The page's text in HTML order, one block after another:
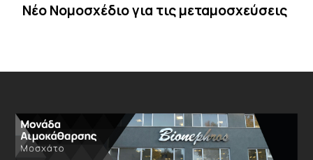
Νέο Νομοσχέδιο για τις μεταμοσχεύσεις